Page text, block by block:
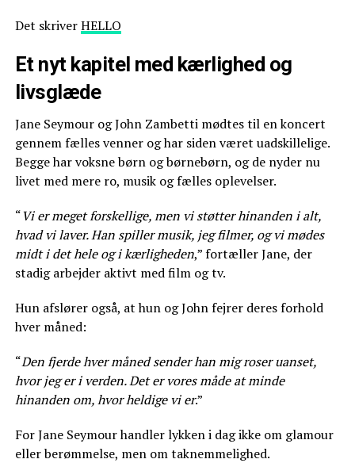
Det skriverHELLO
Et nyt kapitel med kærlighed og
livsglæde
Jane Seymour og John Zambetti mødtes til en koncert
gennem fælles venner og har siden været uadskillelige.
Begge har voksne børn og børnebørn, og de nyder nu
livet med mere ro, musik og fælles oplevelser.
“Vi er meget forskellige, men vi støtter hinanden i alt,
hvad vi laver. Han spiller musik, jeg filmer, og vi mødes
midt i det hele og i kærligheden,” fortæller Jane, der
stadig arbejder aktivt med film og tv.
Hun afslører også, at hun og John fejrer deres forhold
hver måned:
“Den fjerde hver måned sender han mig roser uanset,
hvor jeg er i verden. Det er vores måde at minde
hinanden om, hvor heldige vi er.”
For Jane Seymour handler lykken i dag ikke om glamour
eller berømmelse, men om taknemmelighed.